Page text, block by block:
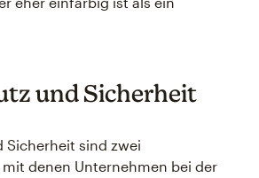
und Sicherheit
Sicherheit sind zwei
denen Unternehmen bei der